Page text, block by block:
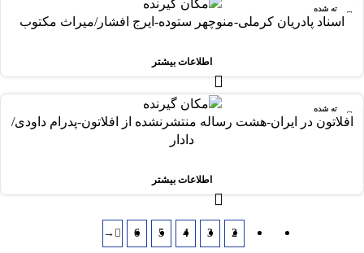
فروخته شده
اسناد پادریان کرملی-منوچهر ستوده-ایرج افشار/میراث مکتوب
اطلاعات بیشتر
فروخته شده
افلاتون در ایران-هشت رساله منتشرنشده از افلاتون-پدرام داودی/
دادار
اطلاعات بیشتر
1
2
3
4
5
6
→